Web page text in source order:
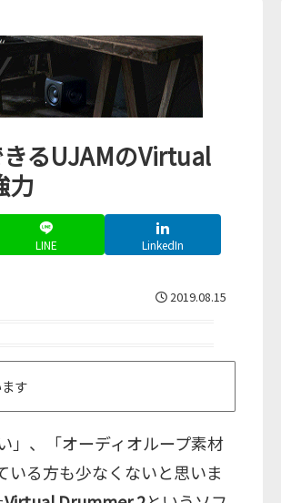
るUJAMのVirtual
力
LINE LinkedIn
2019.08.15
す
」、「オーディオループ素材
る方も少なくないと思いま